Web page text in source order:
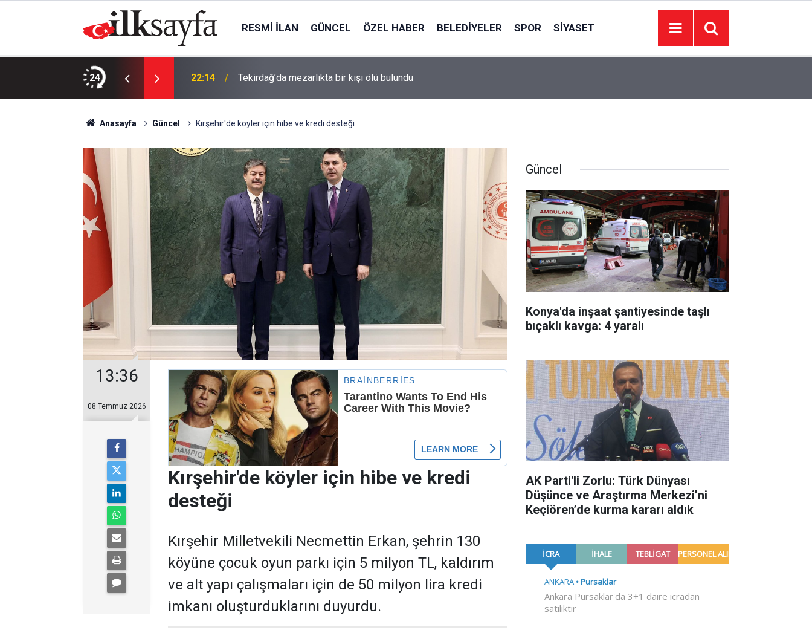
RESMI İLAN GÜNCEL ÖZEL HABER BELEDIYELER SPOR SIYASET
24
Juventus Inter ne zaman, saat kaçta
22:14 Tekirdağ’da mezarlıkta bir kişi ölü bulundu
Anasayfa Güncel Kırşehir'de köyler için hibe ve kredi desteği
13:36
08 Temmuz 2026
Kırşehir'de köyler için hibe ve kredi
desteği
Kırşehir Milletvekili Necmettin Erkan, şehrin 130
köyüne çocuk oyun parkı için 5 milyon TL, kaldırım
ve alt yapı çalışmaları için de 50 milyon lira kredi
imkanı oluşturduklarını duyurdu.
Güncel
Konya'da inşaat şantiyesinde taşlı
bıçaklı kavga: 4 yaralı
AK Parti'li Zorlu: Türk Dünyası
Düşünce ve Araştırma Merkezi’ni
Keçiören’de kurma kararı aldık